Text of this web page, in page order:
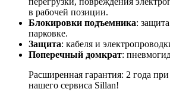
в рабочей позиции.
Блокировки подъемника:
парковке.
Защита: кабеля и
Поперечный домкрат:
Расширенная гарантия: 2 года при
нашего сервиса Sillan!